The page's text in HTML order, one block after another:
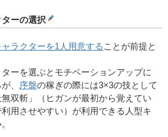
ーの選択
ラクターを1人用意する ことが前提と
ーを選ぶとモチベーションアップに
、
序盤の稼ぎの際には3×3の技として
双斬」（ヒガンが最初から覚えてい
用させやすい）が利用できる人型キ